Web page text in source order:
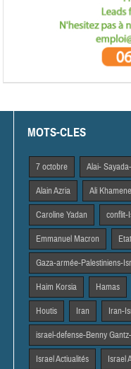
MOTS-CLES
7 octobre Alai-
Alain Azria Ali
Caroline Yadan conflit-
Emmanuel Macron
Gaza-armée-Palestiniens-
Haim Korsia Hamas
Houtis Iran Iran-
israel-defense-Benny
Israel Actiualités Israel